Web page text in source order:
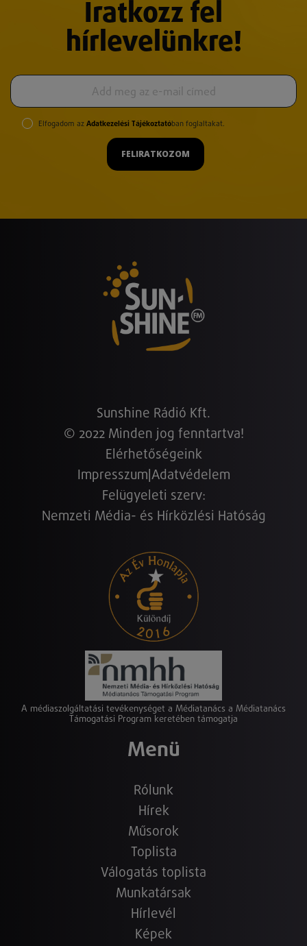
Iratkozz fel
hírlevelünkre!
Elfogadom az Adatkezelési Tájékoztatóban foglaltakat.
FELIRATKOZOM
Sunshine Rádió Kft.
© 2022 Minden jog fenntartva!
Elérhetőségeink
Impresszum Adatvédelem
Felügyeleti szerv:
Nemzeti Média- és Hírközlési Hatóság
A médiaszolgáltatási tevékenységet a Médiatanács a Médiatanács
Támogatási Program keretében támogatja
Menü
Rólunk
Hírek
Műsorok
Toplista
Válogatás toplista
Munkatársak
Hírlevél
Képek